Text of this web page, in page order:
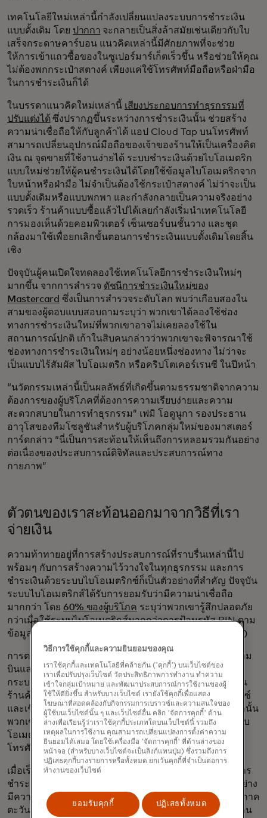
เทคโนโลยีใหม่เหล่านี้กำลังเปลี่ยนแปลงระบบการชำระเงิน
แบบดั้งเดิม โดย ปากกา จะกลายเป็นสิ่งล้าสมัยเช่นเดียวกับใบ
เสร็จกระดาษคาร์บอน แนวคิดเหล่านี้มีศักยภาพที่จะช่วย
ให้การเข้าแถวซื้อของในซูเปอร์มาร์เก็ตเร็วขึ้น หรือช่วยให้คุณ
ไม่ต้องพกกระเป๋าสตางค์ เพียงแค่ใช้โทรศัพท์มือถือหรือฝ่ามือ
ในการชำระเงินก็ได้
ในบรรดาแนวคิดใหม่เหล่านี้ เสียงประกอบการทำธุรกรรมที่
ปรับแต่งได้ ซึ่งปรากฏขึ้นระหว่างการชำระเงินนั้น ช่วยสร้าง
ความน่าเชื่อถือให้กับลูกค้าได้ แอป Cloud Tap บนโทรศัพท์
สามารถเปลี่ยนอุปกรณ์มือถือของเจ้าของร้านให้เป็นเครื่องคิด
เงิน ณ จุดขายที่ใช้งานง่ายได้ ระบบชำระเงินด้วยไบโอเมตริก
แบบใหม่ช่วยให้ผู้คนชำระเงินได้โดยใช้ข้อมูลไบโอเมตริกจาก
ใบหน้าหรือฝ่ามือ ไม่จำเป็นต้องใช้กระเป๋าสตางค์ ไม่ว่าจะเป็น
แบบดั้งเดิมหรือแบบพกพา และกำลังกลายเป็นความจริงอย่าง
รวดเร็ว ร้านค้าแบบซื้อแล้วไปได้เลยกำลังเริ่มนำเทคโนโลยี
การมองเห็นด้วยคอมพิวเตอร์ เซ็นเซอร์บนชั้นวาง และชุด
กล้องมาใช้เพื่อยกเลิกขั้นตอนการชำระเงินแบบดั้งเดิมโดยสิ้น
เชิง
ปัจจุบันผู้คนเปิดใจทดลองใช้เทคโนโลยีการชำระเงินใหม่ๆ
มากขึ้น จากการสำรวจ ดัชนีการชำระเงินใหม่ของ
Mastercard ซึ่งเป็นการสำรวจระดับโลก พบว่าเกือบสองใน
สามของผู้ตอบแบบสอบถามระบุว่า พวกเขาได้ลองใช้ช่อง
ทางการชำระเงินใหม่ที่พวกเขาอาจไม่เคยลองใช้ใน
สถานการณ์ปกติ เก้าในสิบคนกล่าวว่าพวกเขาจะพิจารณาใช้
ช่องทางการชำระเงินใหม่ๆ อย่างน้อยหนึ่งช่องทาง ไม่ว่าจะ
เป็นแบบไร้สัมผัส ไบโอเมตริก หรือคริปโตเคอร์เรนซี ในปีหน้า
“นวัตกรรมเหล่านี้เป็นผลลัพธ์ที่เกิดขึ้นตามธรรมชาติจากความ
ต้องการของผู้บริโภคที่ต้องการความเรียบง่ายและความ
สะดวกสบายในการทำธุรกรรม” เฟมิ โอดูนูกา รองประธาน
อาวุโสของทีมโซลูชันสำหรับผู้บริโภคกลุ่มใหม่ของมาสเตอร์
การ์ดกล่าว “นี่เป็นการสะท้อนให้เห็นถึงการหลอมรวมกันอย่าง
ต่อเนื่องของประสบการณ์ดิจิทัลและประสบการณ์ทาง
กายภาพ”
ตัวตนของเราสะท้อนออกมาจากวิธีที่เรา
จ่ายเงิน
ความท้าทายอยู่ที่การสร้างประสบการณ์ที่ราบรื่นเหล่านี้ไป
พร้อมๆ กับการสร้างความไว้วางใจในทุกธุรกรรม และการ
ชำระเงินด้วยระบบไบโอเมตริกซ์ก็เป็นตัวอย่างที่สำคัญ ปัจจุบัน
ระบบไบโอเมตริกส์ได้รับการยอมรับว่ามีความน่าเชื่อถือ
มากกว่า โดย 60% ของผู้บริโภค ระบุว่าพวกเขารู้สึกปลอดภัย
กว่าเมื่อใช้ระบบไบโอเมตริกส์มากกว่าการป้อนรหัส PIN ตาม
ข้อมูลจากดัชนีการชำระเงินใหม่ (New Payments Index)
การตรวจสอบด้วยไบโอเมตริกซ์ถูกนำมาใช้แล้วในบางสนาม
บินและสำนักงาน และการชำระเงินด้วยไบโอเมตริกซ์จะมี
กระบวนการที่คล้ายคลึงกัน กล่าวคือ ลูกค้าจะลงทะเบียนใน
ร้านค้าหรือผ่านแอปพลิเคชัน ลงทะเบียนข้อมูลไบโอเมตริกซ์
และเชื่อมโยงข้อมูลการชำระเงินเข้ากับข้อมูลเหล่านั้น จากนั้น
พวกเขาสามารถใช้ใบหน้าหรือโบกฝ่ามือเหนือเครื่องอ่านไบ
โอเมตริกที่เคาน์เตอร์ชำระเงินแทนการหยิบการ์ดหรือ
โทรศัพท์ออกมาได้
เมื่อเร็วๆ นี้ Mastercard ได้เปิดตัวโครงการ Biometric การ
ชำระเงิน เพื่อเป็นแนวทางในการพัฒนาเทคโนโลยีใหม่นี้อย่าง
มีความรับผิดชอบ บริษัทคาดว่าจะเริ่มทดลองใช้งานในภูมิภาค
ตะวันออกกลางและเอเชียแปซิฟิกในปี 2021 “เราเชื่อมานาน
วิธีการใช้คุกกี้และความยินยอมของคุณ
เราใช้คุกกี้และเทคโนโลยีที่คล้ายกัน ('คุกกี้') บนเว็บไซต์ของ
เราเพื่อปรับปรุงเว็บไซต์ วัดประสิทธิภาพการทำงาน ทำความ
เข้าใจกลุ่มเป้าหมาย และพัฒนาประสบการณ์การใช้งานของผู้
ใช้ให้ดียิ่งขึ้น สำหรับบางเว็บไซต์ เรายังใช้คุกกี้เพื่อแสดง
โฆษณาที่สอดคล้องกับกิจกรรมการเบราวซ์และความสนใจของ
ผู้ใช้บนเว็บไซต์นั้น ๆ และเว็บไซต์อื่น คลิก 'จัดการคุกกี้' ด้าน
ล่างเพื่อเรียนรู้ว่าเราใช้คุกกี้ประเภทใดบนเว็บไซต์นี้ รวมถึง
เหตุผลในการใช้งาน คุณสามารถเปลี่ยนแปลงการตั้งค่าความ
ยินยอมได้เสมอ โดยใช้เครื่องมือ 'จัดการคุกกี้' ที่ด้านล่างของ
หน้าจอ (สำหรับบางเว็บไซต์จะเป็นลิงก์แทนปุ่ม) ซึ่งรวมถึงการ
ปฏิเสธคุกกี้บางรายการหรือทั้งหมด ยกเว้นคุกกี้ที่จำเป็นต่อการ
ทำงานของเว็บไซต์
ยอมรับคุกกี้ ปฏิเสธทั้งหมด